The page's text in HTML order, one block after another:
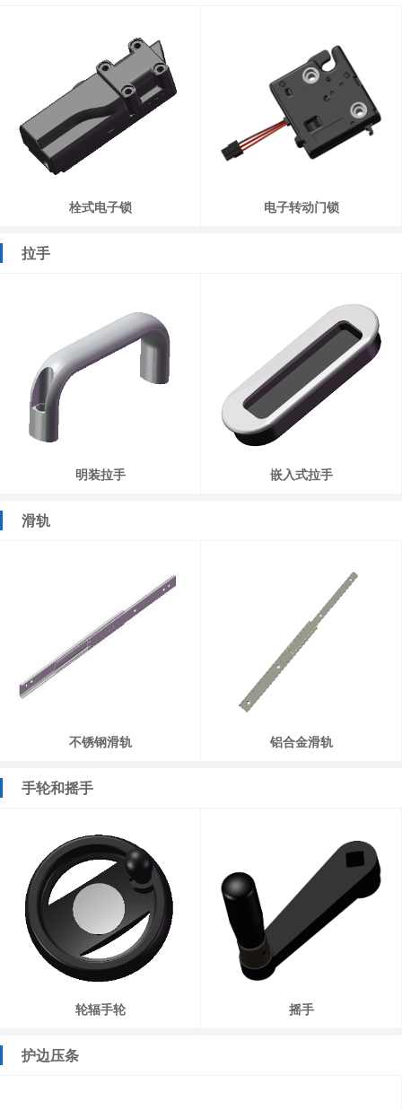
栓式电子锁 电子转动门锁
拉手
明装拉手 嵌入式拉手
滑轨
不锈钢滑轨 铝合金滑轨
手轮和摇手
轮辐手轮 摇手
护边压条